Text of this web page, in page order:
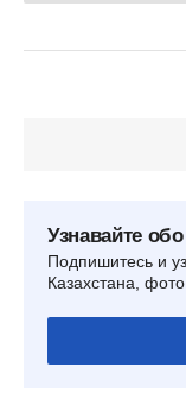
Узнавайте
Подпишитесь и
Казахстана,